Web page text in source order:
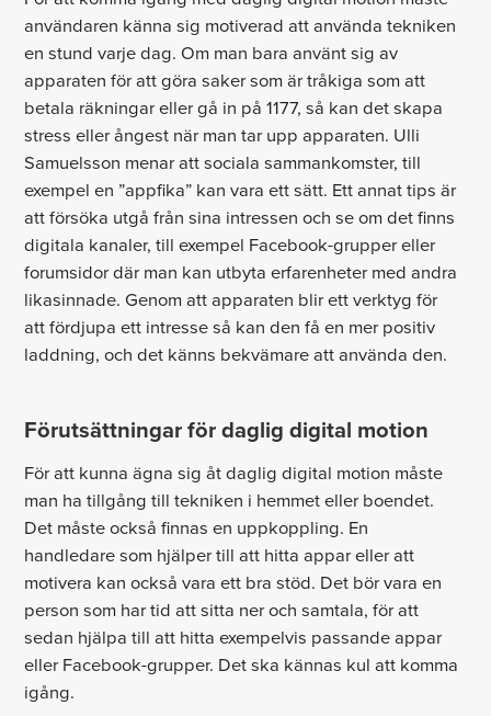
användaren känna sig motiverad att använda tekniken
en stund varje dag. Om man bara använt sig av
apparaten för att göra saker som är tråkiga som att
betala räkningar eller gå in på 1177, så kan det skapa
stress eller ångest när man tar upp apparaten. Ulli
Samuelsson menar att sociala sammankomster, till
exempel en ”appfika” kan vara ett sätt. Ett annat tips är
att försöka utgå från sina intressen och se om det finns
digitala kanaler, till exempel Facebook-grupper eller
forumsidor där man kan utbyta erfarenheter med andra
likasinnade. Genom att apparaten blir ett verktyg för
att fördjupa ett intresse så kan den få en mer positiv
laddning, och det känns bekvämare att använda den.
Förutsättningar för daglig digital motion
För att kunna ägna sig åt daglig digital motion måste
man ha tillgång till tekniken i hemmet eller boendet.
Det måste också finnas en uppkoppling. En
handledare som hjälper till att hitta appar eller att
motivera kan också vara ett bra stöd. Det bör vara en
person som har tid att sitta ner och samtala, för att
sedan hjälpa till att hitta exempelvis passande appar
eller Facebook-grupper. Det ska kännas kul att komma
igång.